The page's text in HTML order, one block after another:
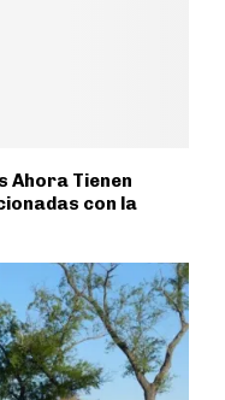
Ahora Tienen
con la